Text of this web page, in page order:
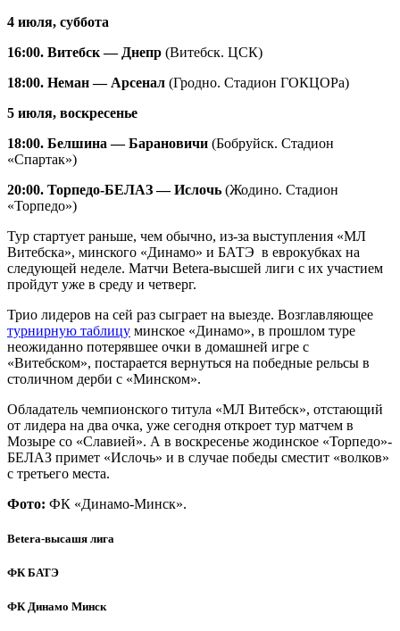
4 июля, суббота
16:00. Витебск — Днепр (Витебск. ЦСК)
18:00. Неман — Арсенал (Гродно. Стадион ГОКЦОРа)
5 июля, воскресенье
18:00. Белшина — Барановичи (Бобруйск. Стадион
«Спартак»)
20:00. Торпедо-БЕЛАЗ — Ислочь (Жодино. Стадион
«Торпедо»)
Тур стартует раньше, чем обычно, из-за выступления «МЛ
Витебска», минского «Динамо» и БАТЭ в еврокубках на
следующей неделе. Матчи Betera-высшей лиги с их участием
пройдут уже в среду и четверг.
Трио лидеров на сей раз сыграет на выезде. Возглавляющее
турнирную таблицу минское «Динамо», в прошлом туре
неожиданно потерявшее очки в домашней игре с
«Витебском», постарается вернуться на победные рельсы в
столичном дерби с «Минском».
Обладатель чемпионского титула «МЛ Витебск», отстающий
от лидера на два очка, уже сегодня откроет тур матчем в
Мозыре со «Славией». А в воскресенье жодинское «Торпедо»-
БЕЛАЗ примет «Ислочь» и в случае победы сместит «волков»
с третьего места.
Фото: ФК «Динамо-Минск».
Betera-высашя лига
ФК БАТЭ
ФК Динамо Минск